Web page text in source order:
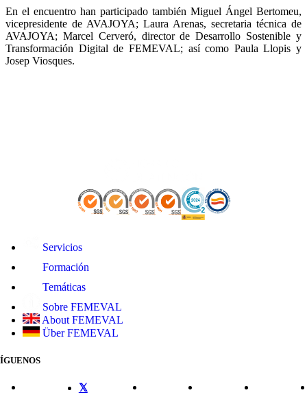
En el encuentro han participado también Miguel Ángel Bertomeu,
vicepresidente de AVAJOYA; Laura Arenas, secretaria técnica de
AVAJOYA; Marcel Cerveró, director de Desarrollo Sostenible y
Transformación Digital de FEMEVAL; así como Paula Llopis y
Josep Viosques.
Servicios
Formación
Temáticas
Sobre FEMEVAL
About FEMEVAL
Über FEMEVAL